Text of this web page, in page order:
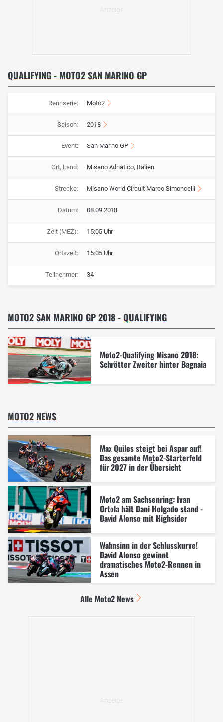
QUALIFYING - MOTO2 SAN MARINO GP
Rennserie: Moto2
Saison: 2018
Event: San Marino GP
Ort, Land: Misano Adriatico, Italien
Strecke: Misano World Circuit Marco Simoncelli
Datum: 08.09.2018
Zeit (MEZ): 15:05 Uhr
Ortszeit: 15:05 Uhr
Teilnehmer: 34
MOTO2 SAN MARINO GP 2018 - QUALIFYING
Moto2-Qualifying Misano 2018:
Schrötter Zweiter hinter Bagnaia
MOTO2 NEWS
Max Quiles steigt bei Aspar auf!
Das gesamte Moto2-Starterfeld
für 2027 in der Übersicht
Moto2 am Sachsenring: Ivan
Ortola hält Dani Holgado stand -
David Alonso mit Highsider
Wahnsinn in der Schlusskurve!
David Alonso gewinnt
dramatisches Moto2-Rennen in
Assen
Alle Moto2 News